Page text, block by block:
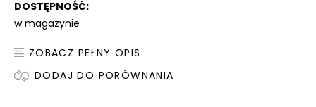
DOSTĘPNOŚĆ:
w magazynie
ZOBACZ PEŁNY OPIS
DODAJ DO PORÓWNANIA